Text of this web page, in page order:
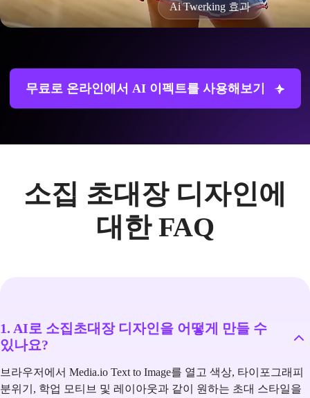
Ai Twerking 효과
무료로 온라인에서 AI 이펙트를 사용해보기
소집 초대장 디자인에
대한 FAQ
1. AI로 소집초대장 디자인을 어떻게 만들 수
있나요?
브라우저에서 Media.io Text to Image를 열고 색상, 타이포그래피
분위기, 학업 모티브 및 레이아웃과 같이 원하는 초대 스타일을